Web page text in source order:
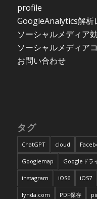
profile
GoogleAnalytics解析
ソーシャルメディア
ソーシャルメディア
お問い合わせ
タグ
ChatGPT cloud
Googlemap Googleドラ
instagram iOS6 iOS7
lynda.com PDF保存